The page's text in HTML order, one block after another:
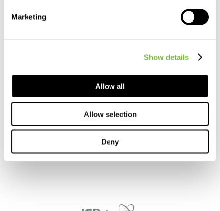
Marketing
Show details
Allow all
Allow selection
Deny
office@icbpharma.com
ul. Stanisława Lema 10